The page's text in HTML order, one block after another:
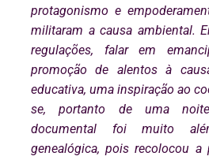
protagonismo e
militaram a causa ambiental.
regulações, falar em
promoção de alentos à
educativa, uma inspiração ao
se, portanto de uma
documental foi muito
genealógica, pois recolocou